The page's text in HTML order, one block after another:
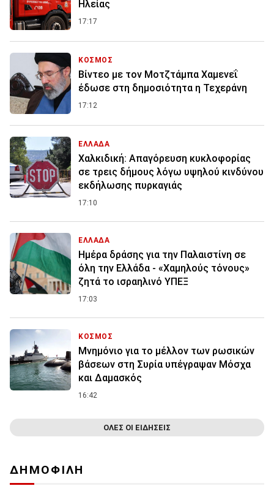
Ηλείας
17:17
ΚΟΣΜΟΣ
Βίντεο με τον Μοτζτάμπα Χαμενεΐ
έδωσε στη δημοσιότητα η Τεχεράνη
17:12
ΕΛΛΑΔΑ
Χαλκιδική: Απαγόρευση κυκλοφορίας
σε τρεις δήμους λόγω υψηλού κινδύνου
εκδήλωσης πυρκαγιάς
17:10
ΕΛΛΑΔΑ
Ημέρα δράσης για την Παλαιστίνη σε
όλη την Ελλάδα - «Χαμηλούς τόνους»
ζητά το ισραηλινό ΥΠΕΞ
17:03
ΚΟΣΜΟΣ
Μνημόνιο για το μέλλον των ρωσικών
βάσεων στη Συρία υπέγραψαν Μόσχα
και Δαμασκός
16:42
ΟΛΕΣ ΟΙ ΕΙΔΗΣΕΙΣ
ΔΗΜΟΦΙΛΗ